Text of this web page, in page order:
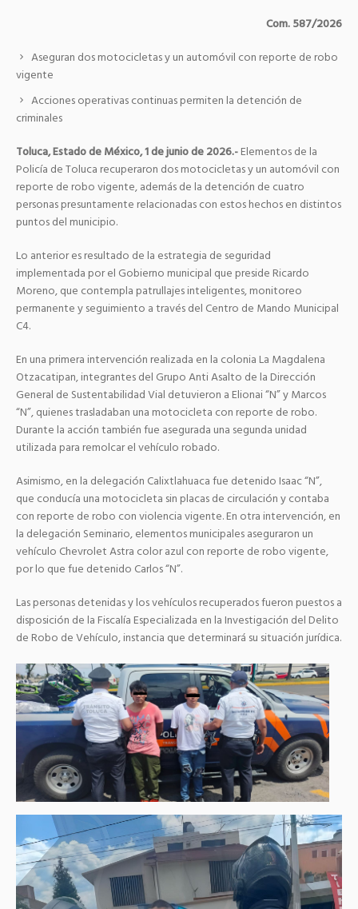
Com. 587/2026
Aseguran dos motocicletas y un automóvil con reporte de robo
vigente
Acciones operativas continuas permiten la detención de
criminales
Toluca, Estado de México, 1 de junio de 2026.-Elementos de la
Policía de Toluca recuperaron dos motocicletas y un automóvil con
reporte de robo vigente, además de la detención de cuatro
personas presuntamente relacionadas con estos hechos en distintos
puntos del municipio.
Lo anterior es resultado de la estrategia de seguridad
implementada por el Gobierno municipal que preside Ricardo
Moreno, que contempla patrullajes inteligentes, monitoreo
permanente y seguimiento a través del Centro de Mando Municipal
C4.
En una primera intervención realizada en la colonia La Magdalena
Otzacatipan, integrantes del Grupo Anti Asalto de la Dirección
General de Sustentabilidad Vial detuvieron a Elionai “N” y Marcos
“N”, quienes trasladaban una motocicleta con reporte de robo.
Durante la acción también fue asegurada una segunda unidad
utilizada para remolcar el vehículo robado.
Asimismo, en la delegación Calixtlahuaca fue detenido Isaac “N”,
que conducía una motocicleta sin placas de circulación y contaba
con reporte de robo con violencia vigente. En otra intervención, en
la delegación Seminario, elementos municipales aseguraron un
vehículo Chevrolet Astra color azul con reporte de robo vigente,
por lo que fue detenido Carlos “N”.
Las personas detenidas y los vehículos recuperados fueron puestos a
disposición de la Fiscalía Especializada en la Investigación del Delito
de Robo de Vehículo, instancia que determinará su situación jurídica.